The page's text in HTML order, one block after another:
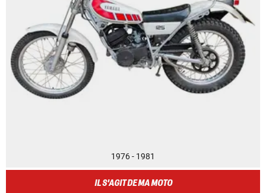
1976 - 1981
IL S'AGIT DE MA MOTO